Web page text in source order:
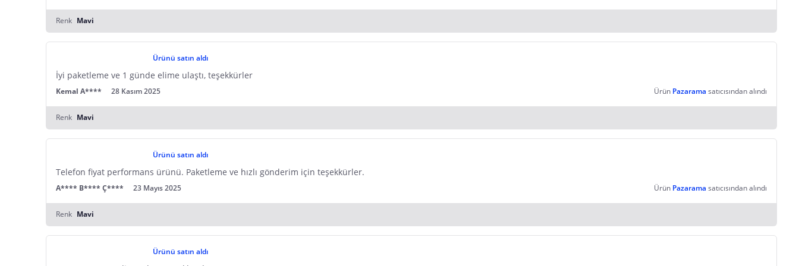
Renk Mavi
Ürünü satın aldı
İyi paketleme ve 1 günde elime ulaştı, teşekkürler
Kemal A**** 28 Kasım 2025 Ürün Pazarama satıcısından alındı
Renk Mavi
Ürünü satın aldı
Telefon fiyat performans ürünü. Paketleme ve hızlı gönderim için teşekkürler.
A**** B**** Ç**** 23 Mayıs 2025 Ürün Pazarama satıcısından alındı
Renk Mavi
Ürünü satın aldı